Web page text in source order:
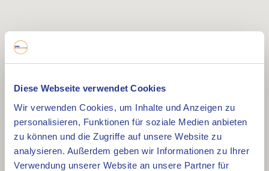
Diese Webseite verwendet Cookies
Wir verwenden Cookies, um Inhalte und Anzeigen zu
personalisieren, Funktionen für soziale Medien anbieten
zu können und die Zugriffe auf unsere Website zu
analysieren. Außerdem geben wir Informationen zu Ihrer
Verwendung unserer Website an unsere Partner für